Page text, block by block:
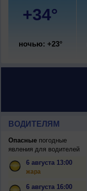
+34°
ночью: +23°
ВОДИТЕЛЯМ
Опасныепогодные
явления для водителей
6 августа 13:00
жара
6 августа 16:00